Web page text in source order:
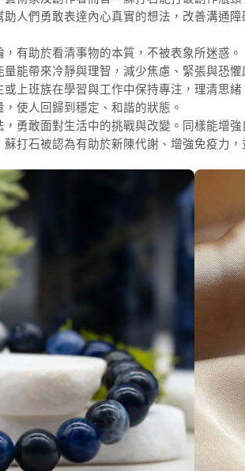
助人們勇敢表達內心真實的想法，改善溝通
，有助於看清事物的本質，不被表象所迷惑。
量能帶來冷靜與理智，減少焦慮、緊張與恐懼
或上班族在學習與工作中保持專注，理清思緒
使人回歸到穩定、和諧的狀態。
，勇敢面對生活中的挑戰與改變。同樣能增
打石被認為有助於新陳代謝、增強免疫力